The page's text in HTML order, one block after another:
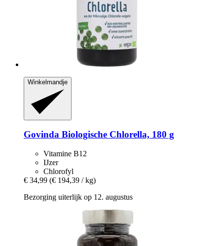
Winkelmandje
Govinda Biologische Chlorella, 180 g
Vitamine B12
IJzer
Chlorofyl
€ 34,99 (€ 194,39 / kg)
Bezorging uiterlijk op 12. augustus